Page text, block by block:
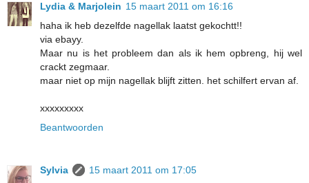
Lydia & Marjolein 15 maart 2011 om 16:16
haha ik heb dezelfde nagellak laatst gekochtt!!
via ebayy.
Maar nu is het probleem dan als ik hem opbreng, hij wel
crackt zegmaar.
maar niet op mijn nagellak blijft zitten. het schilfert ervan af.
xxxxxxxxx
Beantwoorden
Sylvia
15 maart 2011 om 17:05